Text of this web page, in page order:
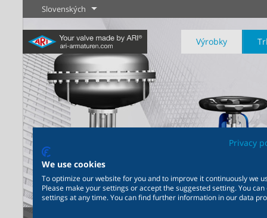
Slovenských
Výrobky
Zistiť viac Zistiť viac Zistiť viac
Priemysel
20 000 výrobkov pre
priemysel - Váš flexibilný
systém pre priemyselné
aplikácie
mieru Vašim individuálnym
požiadavkám
Privacy
We use cookies
To optimize our website for you and to improve it continuously we
Please make your settings or accept the suggested setting. You
settings at any time. You can find further information in our data